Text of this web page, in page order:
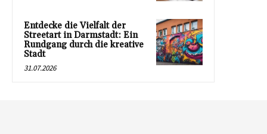
Entdecke die Vielfalt der
Streetart in Darmstadt: Ein
Rundgang durch die kreative
Stadt
31.07.2026